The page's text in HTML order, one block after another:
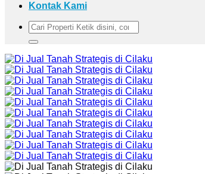
Kontak Kami
Pencarian
untuk: